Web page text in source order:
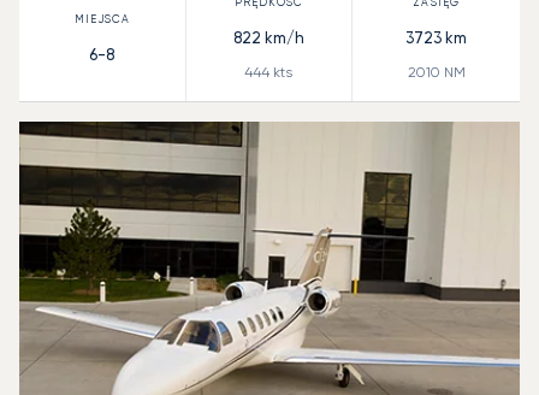
6-8
822 km/h
444 kts
3723 km
2010 NM